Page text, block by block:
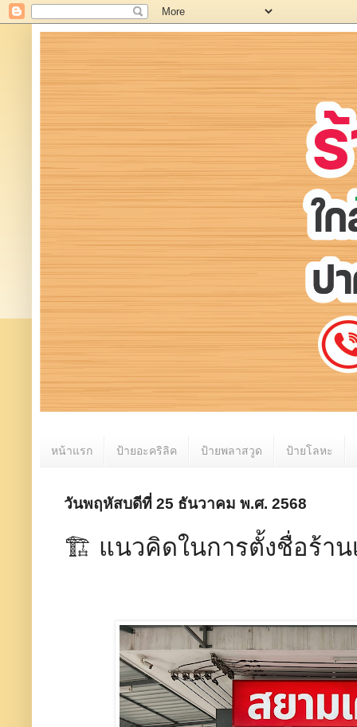
หน้าแรก ป้ายอะคริลิค ป้ายพลาสวูด ป้ายโลหะ
วันพฤหัสบดีที่ 25 ธันวาคม พ.ศ. 2568
🏗️ แนวคิดในการตั้งชื่อร้า